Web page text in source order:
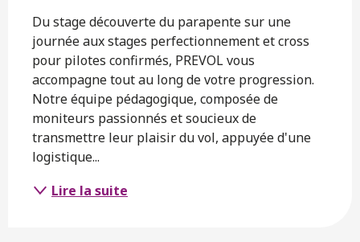
Du stage découverte du parapente sur une
journée aux stages perfectionnement et cross
pour pilotes confirmés, PREVOL vous
accompagne tout au long de votre progression.
Notre équipe pédagogique, composée de
moniteurs passionnés et soucieux de
transmettre leur plaisir du vol, appuyée d'une
logistique...
Lire la suite